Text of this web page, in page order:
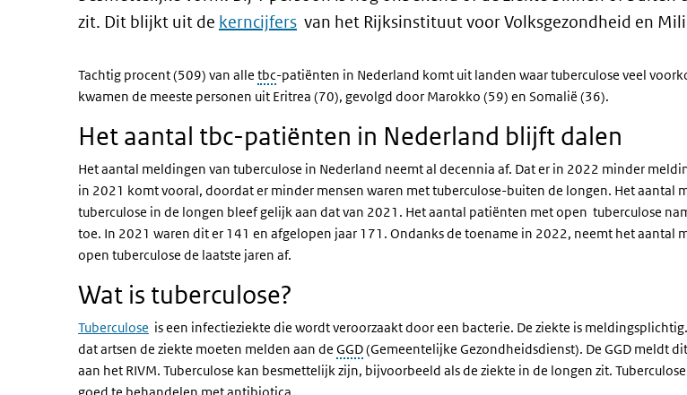
zit. Dit blijkt uit de kerncijfers van het Rijksinstituut voor Volksgezondheid en
Tachtig procent (509) van alle tbc-patiënten in Nederland komt uit landen waar tuberculose veel
kwamen de meeste personen uit Eritrea (70), gevolgd door Marokko (59) en Somalië (36).
Het aantal tbc-patiënten in Nederland blijft dalen
Het aantal meldingen van tuberculose in Nederland neemt al decennia af. Dat er in 2022 minder
in 2021 komt vooral, doordat er minder mensen waren met tuberculose-buiten de longen. Het aantal
tuberculose in de longen bleef gelijk aan dat van 2021. Het aantal patiënten met open tuberculose
toe. In 2021 waren dit er 141 en afgelopen jaar 171. Ondanks de toename in 2022, neemt het aantal
open tuberculose de laatste jaren af.
Wat is tuberculose?
Tuberculose is een infectieziekte die wordt veroorzaakt door een bacterie. De ziekte is
dat artsen de ziekte moeten melden aan de GGD(Gemeentelijke Gezondheidsdienst). De GGD meldt
aan het RIVM. Tuberculose kan besmettelijk zijn, bijvoorbeeld als de ziekte in de longen zit.